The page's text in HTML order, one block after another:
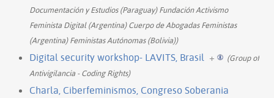
Documentación y Estudios (Paraguay) Fundación Activismo
Feminista Digital (Argentina) Cuerpo de Abogadas Feministas
(Argentina) Feministas Autónomas (Bolivia))
Digital security workshop- LAVITS, Brasil +
(Group of
Antivigilancia - Coding Rights)
Charla, Ciberfeminismos, Congreso Soberania